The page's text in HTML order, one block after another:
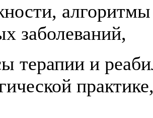
заболеваний,
терапии и